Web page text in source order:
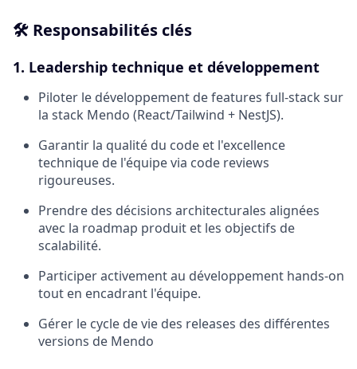
🛠️ Responsabilités clés
1. Leadership technique et développement
Piloter le développement de features full-stack sur
la stack Mendo (React/Tailwind + NestJS).
Garantir la qualité du code et l'excellence
technique de l'équipe via code reviews
rigoureuses.
Prendre des décisions architecturales alignées
avec la roadmap produit et les objectifs de
scalabilité.
Participer activement au développement hands-on
tout en encadrant l'équipe.
Gérer le cycle de vie des releases des différentes
versions de Mendo